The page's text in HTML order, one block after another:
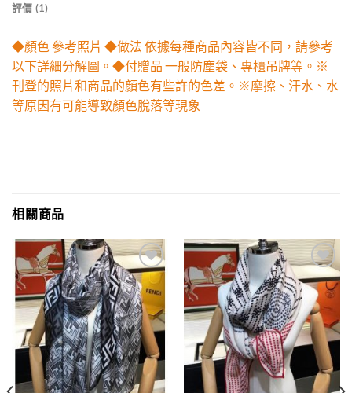
評價 (1)
◆顏色 參考照片 ◆做法 依據每種商品內容皆不同，請參考
以下詳細分解圖。◆付贈品 一般防塵袋、專櫃吊牌等。※
刊登的照片和商品的顏色有些許的色差。※摩擦、汗水、水
等原因有可能導致顏色脫落等現象
相關商品
Add to
wishlist
Add to
wishlist